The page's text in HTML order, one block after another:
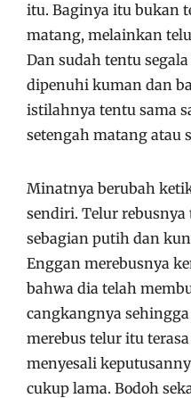
itu. Baginya itu bukan
matang, melainkan
Dan sudah tentu
dipenuhi kuman dan
istilahnya tentu sama
setengah matang atau
Minatnya berubah
sendiri. Telur
sebagian putih dan
Enggan merebusnya
bahwa dia telah
cangkangnya
merebus telur itu
menyesali
cukup lama. Bodoh